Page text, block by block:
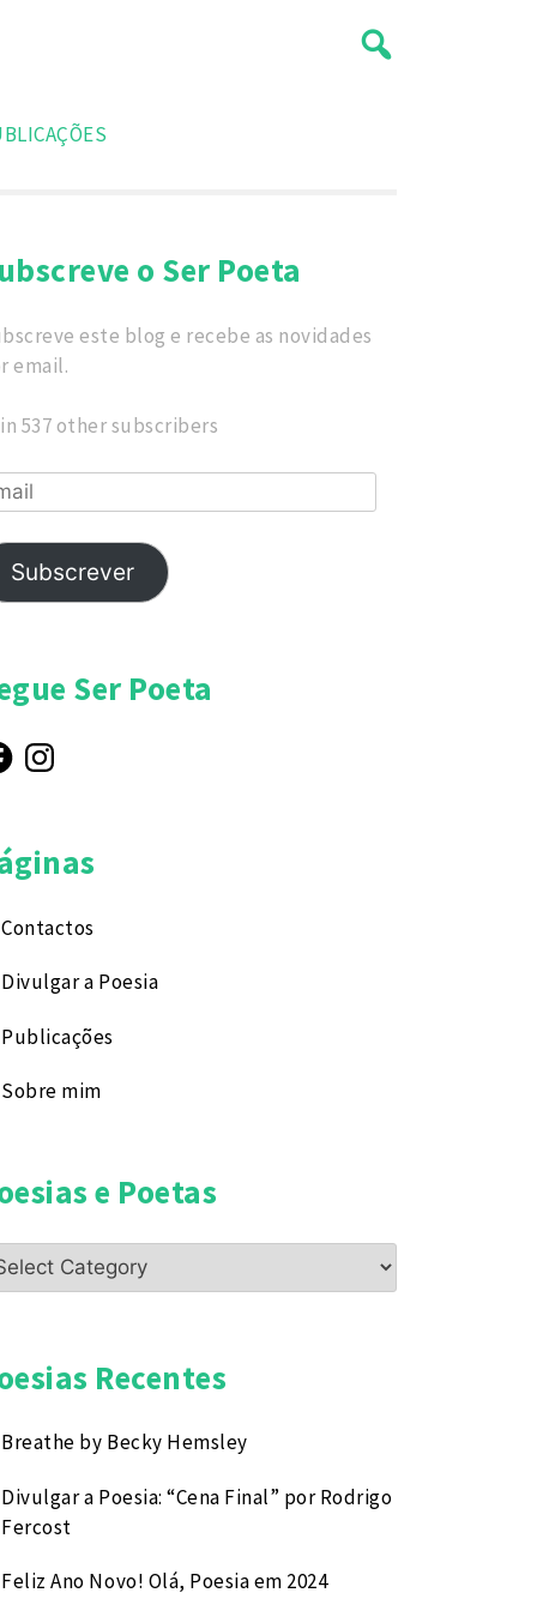
o Ser Poeta
este blog e recebe as novidades
email.
537 other subscribers
Subscrever
Ser Poeta
Instagram
Contactos
Divulgar a Poesia
Publicações
Sobre mim
e Poetas
Recentes
Breathe by Becky Hemsley
Divulgar a Poesia: “Cena Final” por Rodrigo
Fercost
Feliz Ano Novo! Olá, Poesia em 2024